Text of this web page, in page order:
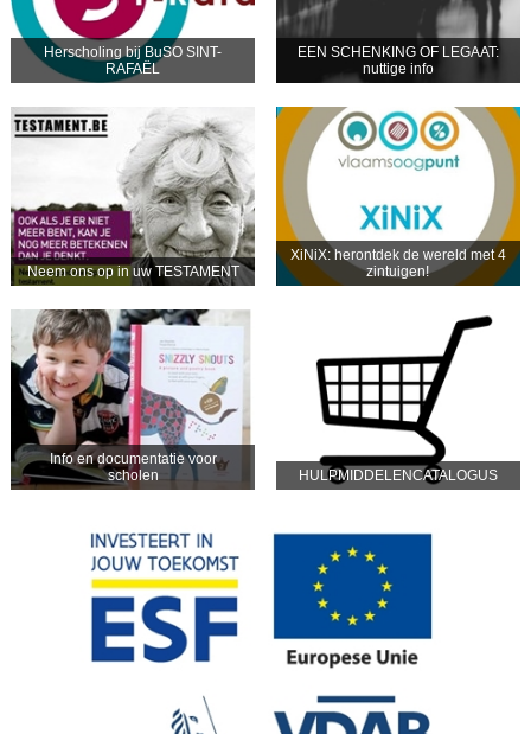
Herscholing bij BuSO SINT-
RAFAËL
EEN SCHENKING OF LEGAAT:
nuttige info
Neem ons op in uw TESTAMENT
XiNiX: herontdek de wereld met 4
zintuigen!
Info en documentatie voor
scholen
HULPMIDDELENCATALOGUS